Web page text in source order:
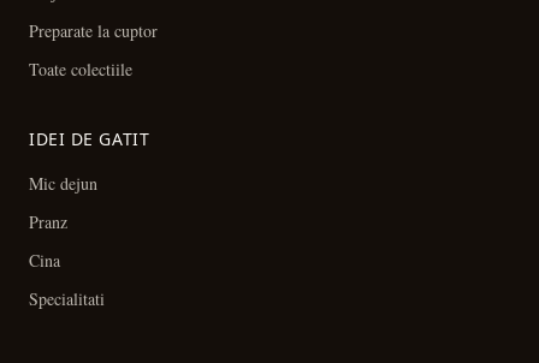
Preparate la cuptor
Toate colectiile
IDEI DE GATIT
Mic dejun
Pranz
Cina
Specialitati